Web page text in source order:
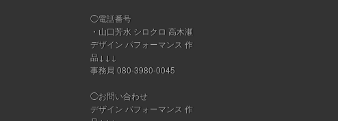
◯電話番号
・山口芳水 シロクロ 高木瀬
デザイン パフォーマンス 作
品↓↓↓
事務局 080-3980-0045
◯お問い合わせ
デザイン パフォーマンス 作